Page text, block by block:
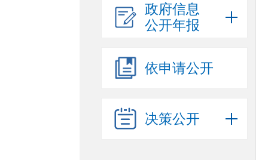
政府信息
公开年报
依申请公开
决策公开